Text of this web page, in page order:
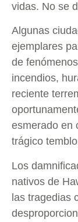
vidas. No se
Algunas
ejemplares
de
incendios,
reciente
esmerado en
trágico
Los
nativos de
las tragedias